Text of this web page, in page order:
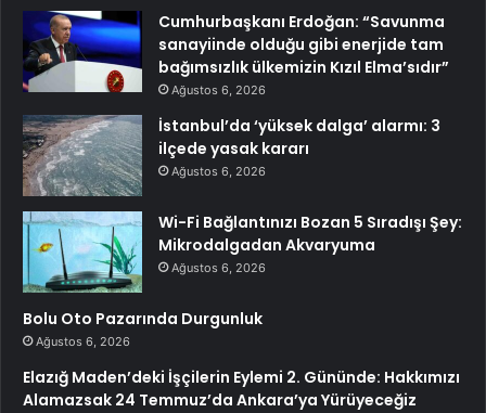
Cumhurbaşkanı Erdoğan: “Savunma
sanayiinde olduğu gibi enerjide tam
bağımsızlık ülkemizin Kızıl Elma’sıdır”
Ağustos 6, 2026
İstanbul’da ‘yüksek dalga’ alarmı: 3
ilçede yasak kararı
Ağustos 6, 2026
Wi-Fi Bağlantınızı Bozan 5 Sıradışı Şey:
Mikrodalgadan Akvaryuma
Ağustos 6, 2026
Bolu Oto Pazarında Durgunluk
Ağustos 6, 2026
Elazığ Maden’deki İşçilerin Eylemi 2. Gününde: Hakkımızı
Alamazsak 24 Temmuz’da Ankara’ya Yürüyeceğiz